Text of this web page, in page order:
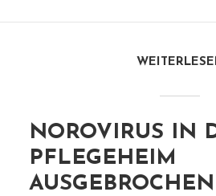
NOROVIRUS IN
PFLEGEHEIM
AUSGEBROCHEN